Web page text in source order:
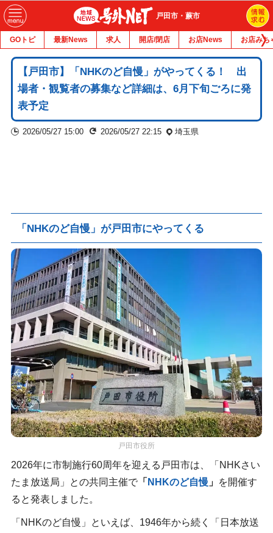
戸田市・蕨市
GOトピ 最新News 求人 開店/閉店 お店News お店みち
【戸田市】「NHKのど自慢」がやってくる！ 出
場者・観覧者の募集など詳細は、6月下旬ごろに発
表予定
2026/05/27 15:00 2026/05/27 22:15 埼玉県
「NHKのど自慢」が戸田市にやってくる
戸田市役所
2026年に市制施行60周年を迎える戸田市は、「NHKさい
たま放送局」との共同主催で「 NHKのど自慢 」
を開催す
ると発表しました。
「NHKのど自慢」といえば、1946年から続く「日本放送